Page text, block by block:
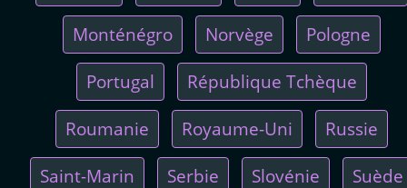
Monténégro Norvège Pologne
Portugal République Tchèque
Roumanie Royaume-Uni Russie
Saint-Marin Serbie Slovénie Suède